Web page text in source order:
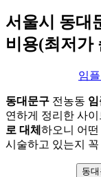
서울시 동대
비용(최저가
임
동대문구 전농동
연하게 정리한 사
로 대체 하오니 어
시술하고 있는지
동